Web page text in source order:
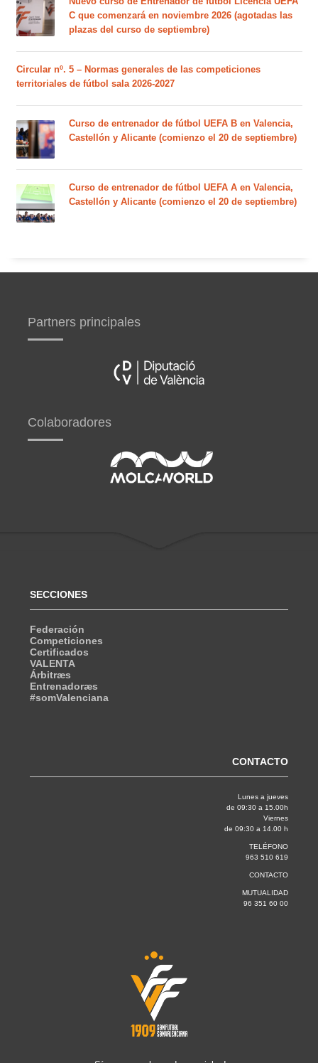
C que comenzará en noviembre 2026 (agotadas las
plazas del curso de septiembre)
Circular nº. 5 – Normas generales de las competiciones
territoriales de fútbol sala 2026-2027
Curso de entrenador de fútbol UEFA B en Valencia,
Castellón y Alicante (comienzo el 20 de septiembre)
Curso de entrenador de fútbol UEFA A en Valencia,
Castellón y Alicante (comienzo el 20 de septiembre)
Partners principales
Colaboradores
SECCIONES
Federación
Competiciones
Certificados
VALENTA
Árbitræs
Entrenadoræs
#somValenciana
CONTACTO
Lunes a jueves
de 09:30 a 15.00h
Viernes
de 09:30 a 14.00 h
TELÉFONO
963 510 619
CONTACTO
MUTUALIDAD
96 351 60 00